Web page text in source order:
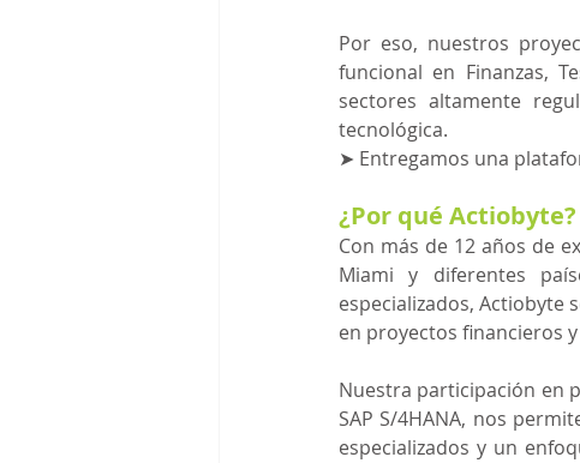
Por eso, nuestros
funcional en Finanzas,
sectores altamente
tecnológica.
➤ Entregamos una
¿Por qué Actiobyte?
Con más de 12 años de
Miami y diferentes
especializados, Actiobyte
en proyectos financieros
Nuestra participación en
SAP S/4HANA, nos
especializados y un